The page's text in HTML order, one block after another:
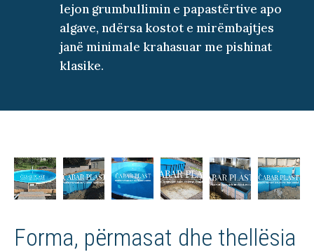
lejon grumbullimin e papastërtive apo
algave, ndërsa kostot e mirëmbajtjes
janë minimale krahasuar me pishinat
klasike.
Forma, përmasat dhe thellësia